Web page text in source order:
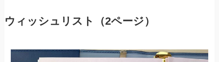
ウィッシュリスト（2ページ）